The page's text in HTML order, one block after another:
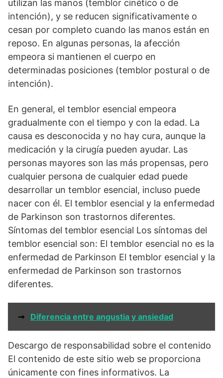
utilizan las manos (temblor cinético o de
intención), y se reducen significativamente o
cesan por completo cuando las manos están en
reposo. En algunas personas, la afección
empeora si mantienen el cuerpo en
determinadas posiciones (temblor postural o de
intención).
En general, el temblor esencial empeora
gradualmente con el tiempo y con la edad. La
causa es desconocida y no hay cura, aunque la
medicación y la cirugía pueden ayudar. Las
personas mayores son las más propensas, pero
cualquier persona de cualquier edad puede
desarrollar un temblor esencial, incluso puede
nacer con él. El temblor esencial y la enfermedad
de Parkinson son trastornos diferentes.
Síntomas del temblor esencial Los síntomas del
temblor esencial son: El temblor esencial no es la
enfermedad de Parkinson El temblor esencial y la
enfermedad de Parkinson son trastornos
diferentes.
➞ Diferencia entre angustia y ansiedad
Descargo de responsabilidad sobre el contenido
El contenido de este sitio web se proporciona
únicamente con fines informativos. La